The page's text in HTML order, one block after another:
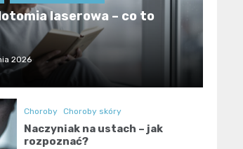
laserowa – co to
2026
Choroby Choroby skóry
Naczyniak na ustach – jak
rozpoznać?